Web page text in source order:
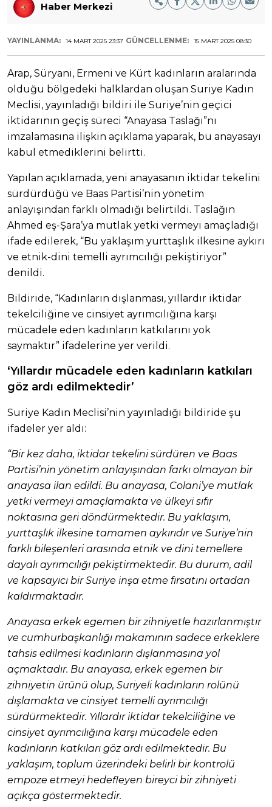
Haber Merkezi
YAYINLANMA: 14 MART 2025 23:37 GÜNCELLENME: 15 MART 2025 08:30
Arap, Süryani, Ermeni ve Kürt kadınların aralarında
olduğu bölgedeki halklardan oluşan Suriye Kadın
Meclisi, yayınladığı bildiri ile Suriye’nin geçici
iktidarının geçiş süreci “Anayasa Taslağı”nı
imzalamasına ilişkin açıklama yaparak, bu anayasayı
kabul etmediklerini belirtti.
Yapılan açıklamada, yeni anayasanın iktidar tekelini
sürdürdüğü ve Baas Partisi’nin yönetim
anlayışından farklı olmadığı belirtildi. Taslağın
Ahmed eş-Şara’ya mutlak yetki vermeyi amaçladığı
ifade edilerek, “Bu yaklaşım yurttaşlık ilkesine aykırı
ve etnik-dini temelli ayrımcılığı pekiştiriyor”
denildi.
Bildiride, “Kadınların dışlanması, yıllardır iktidar
tekelciliğine ve cinsiyet ayrımcılığına karşı
mücadele eden kadınların katkılarını yok
saymaktır” ifadelerine yer verildi.
‘Yıllardır mücadele eden kadınların katkıları
göz ardı edilmektedir’
Suriye Kadın Meclisi’nin yayınladığı bildiride şu
ifadeler yer aldı:
“Bir kez daha, iktidar tekelini sürdüren ve Baas
Partisi’nin yönetim anlayışından farkı olmayan bir
anayasa ilan edildi. Bu anayasa, Colani’ye mutlak
yetki vermeyi amaçlamakta ve ülkeyi sıfır
noktasına geri döndürmektedir. Bu yaklaşım,
yurttaşlık ilkesine tamamen aykırıdır ve Suriye’nin
farklı bileşenleri arasında etnik ve dini temellere
dayalı ayrımcılığı pekiştirmektedir. Bu durum, adil
ve kapsayıcı bir Suriye inşa etme fırsatını ortadan
kaldırmaktadır.
Anayasa erkek egemen bir zihniyetle hazırlanmıştır
ve cumhurbaşkanlığı makamının sadece erkeklere
tahsis edilmesi kadınların dışlanmasına yol
açmaktadır. Bu anayasa, erkek egemen bir
zihniyetin ürünü olup, Suriyeli kadınların rolünü
dışlamakta ve cinsiyet temelli ayrımcılığı
sürdürmektedir. Yıllardır iktidar tekelciliğine ve
cinsiyet ayrımcılığına karşı mücadele eden
kadınların katkıları göz ardı edilmektedir. Bu
yaklaşım, toplum üzerindeki belirli bir kontrolü
empoze etmeyi hedefleyen bireyci bir zihniyeti
açıkça göstermektedir.